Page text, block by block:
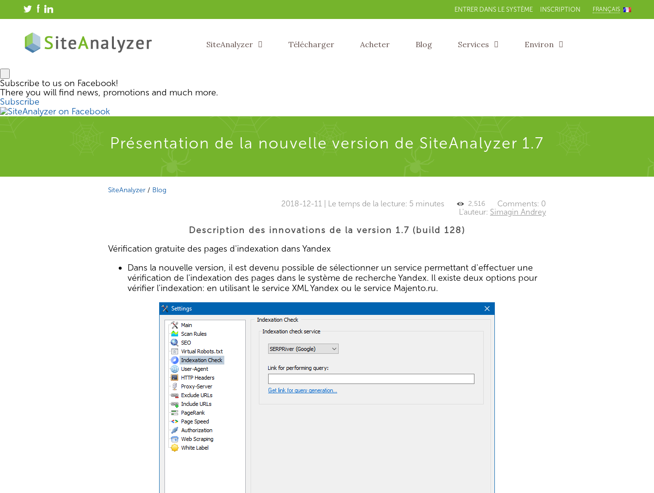
ENTRER DANS LE SYSTÈME INSCRIPTION FRANÇAIS
SiteAnalyzer Télécharger Acheter Blog Services Environ
Subscribe to us on Facebook!
There you will find news, promotions and much more.
Subscribe
Présentation de la nouvelle version de SiteAnalyzer 1.7
SiteAnalyzer / Blog
Comments: 0
2,516
2018-12-11 | Le temps de la lecture: 5 minutes
L'auteur: Simagin Andrey
Description des innovations de la version 1.7 (build 128)
Vérification gratuite des pages d'indexation dans Yandex
Dans la nouvelle version, il est devenu possible de sélectionner un service permettant d'effectuer une
vérification de l'indexation des pages dans le système de recherche Yandex. Il existe deux options pour
vérifier l'indexation: en utilisant le service XML Yandex ou le service Majento.ru.